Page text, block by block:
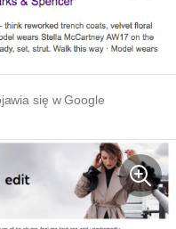
się w Google